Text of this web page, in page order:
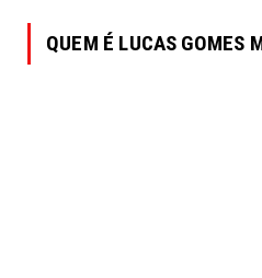
QUEM É LUCAS GOMES